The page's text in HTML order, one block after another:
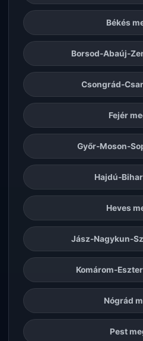
Békés
Borsod-Abaúj-
Csongrád-
Fejér
Győr-Moson-
Hajdú-
Heves
Jász-Nagykun-
Komárom-
Nógrád
Pest